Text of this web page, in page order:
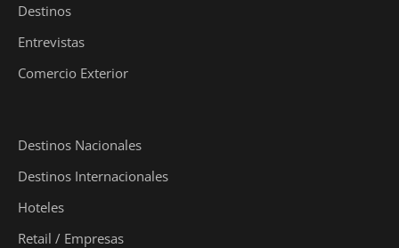
Destinos
Entrevistas
Comercio Exterior
Destinos Nacionales
Destinos Internacionales
Hoteles
Retail / Empresas